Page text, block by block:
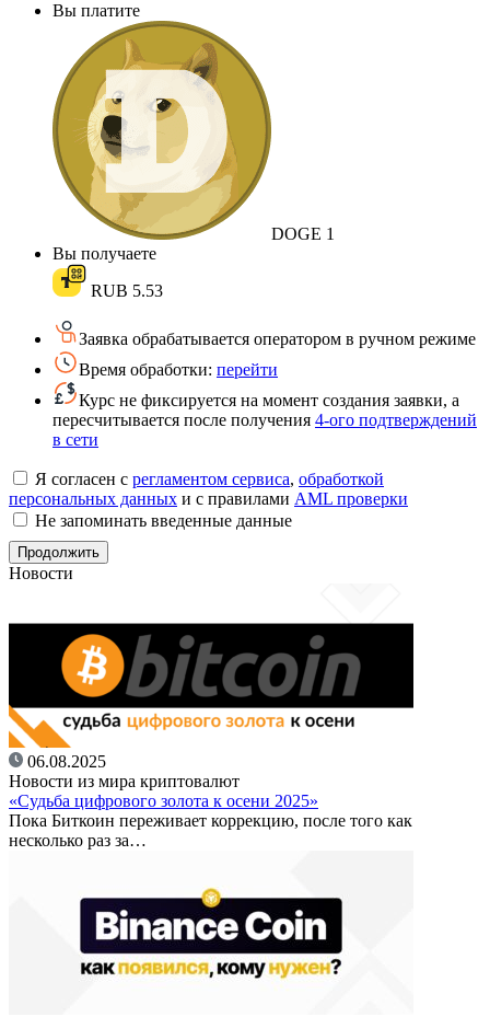
Вы платите
DOGE 1
Вы получаете
RUB 5.53
Заявка обрабатывается оператором в ручном режиме
Время обработки: перейти
Курс не фиксируется на момент создания заявки, а
пересчитывается после получения 4-ого подтверждений
в сети
Я согласен с регламентом сервиса, обработкой
персональных данных и с правилами AML проверки
Не запоминать введенные данные
Новости
06.08.2025
Новости из мира криптовалют
«Судьба цифрового золота к осени 2025»
Пока Биткоин переживает коррекцию, после того как
несколько раз за…